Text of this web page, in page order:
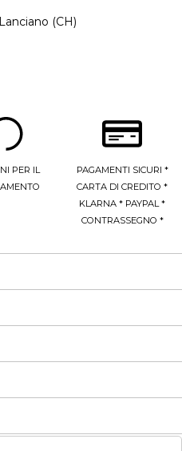
(CH)
PER IL
PAGAMENTI SICURI *
CARTA DI CREDITO *
KLARNA * PAYPAL *
CONTRASSEGNO *